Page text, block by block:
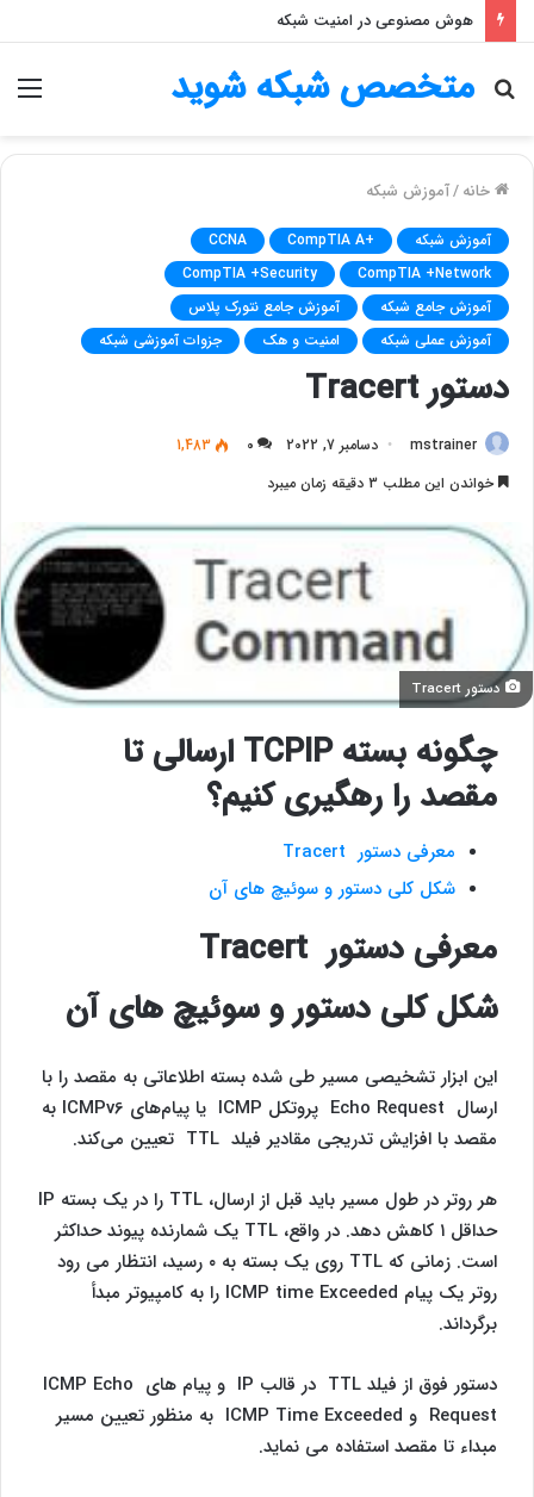
هوش مصنوعی در امنیت شبکه
متخصص شبکه شوید
جستجو
خانه/آموزش شبکه
آموزش شبکه +CompTIA A
CCNA
CompTIA +Network
CompTIA +Security
آموزش جامع شبکه
آموزش جامع نتورک پلاس
آموزش عملی شبکه
امنیت و هک جزوات آموزشی شبکه
دستور Tracert
mstrainer دسامبر 7, 2022 ۰
1,483
خواندن این مطلب 3 دقیقه زمان میبرد
دستور Tracert
چگونه بسته TCPIP ارسالی تا
مقصد را رهگیری کنیم؟
معرفی دستور Tracert
شکل کلی دستور و سوئیچ های آن
معرفی دستور Tracert
شکل کلی دستور و سوئیچ های آن
این ابزار تشخیصی مسیر طی شده بسته اطلاعاتی به مقصد را با
ارسال Echo Request پروتکل ICMP یا پیام‌های ICMPv6 به
مقصد با افزایش تدریجی مقادیر فیلد TTL تعیین می‌کند.
هر روتر در طول مسیر باید قبل از ارسال، TTL را در یک بسته IP
حداقل ۱ کاهش دهد. در واقع، TTL یک شمارنده پیوند حداکثر
است. زمانی که TTL روی یک بسته به ۰ رسید، انتظار می رود
روتر یک پیام ICMP time Exceeded را به کامپیوتر مبدأ
برگرداند.
دستور فوق از فیلد TTL در قالب IP و پیام های ICMP Echo
Request و ICMP Time Exceeded به منظور تعیین مسیر
مبداء تا مقصد استفاده می نماید.